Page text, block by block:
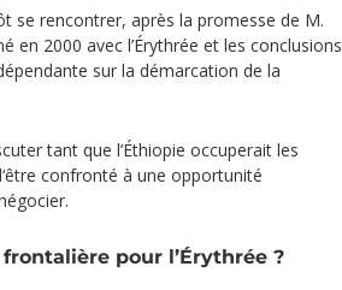
se rencontrer, après la promesse de M.
en 2000 avec l’Érythrée et les conclusions
sur la démarcation de la
tant que l’Éthiopie occuperait les
confronté à une opportunité
pour l’Érythrée ?